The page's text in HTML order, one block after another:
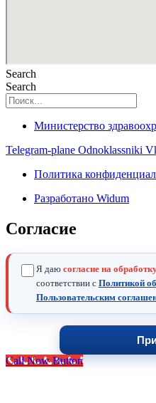
Search
Search
Министерство
Telegram-plane Odnoklassniki
Политика
Разработано Widum
Согласие
Я даю согласие на
соответствии с Политикой
Пользовательским
Call Now Button